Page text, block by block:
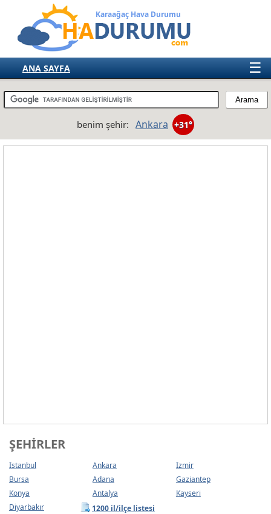
Karaağaç Hava Durumu
☰
ANA SAYFA
TÜRKİYE
AVRUPA
benim şehir: Ankara +31°
ŞEHIRLER
Istanbul Ankara
Izmir
Bursa
Adana
Gaziantep
Konya
Antalya
Kayseri
Diyarbakır
1200 il/ilçe listesi